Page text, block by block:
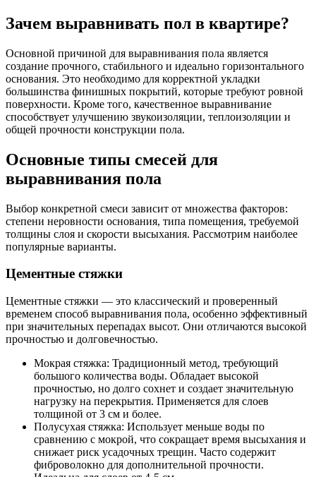
Зачем выравнивать пол в квартире?
Основной причиной для выравнивания пола является
создание прочного, стабильного и идеально горизонтального
основания. Это необходимо для корректной укладки
большинства финишных покрытий, которые требуют ровной
поверхности. Кроме того, качественное выравнивание
способствует улучшению звукоизоляции, теплоизоляции и
общей прочности конструкции пола.
Основные типы смесей для
выравнивания пола
Выбор конкретной смеси зависит от множества факторов:
степени неровности основания, типа помещения, требуемой
толщины слоя и скорости высыхания. Рассмотрим наиболее
популярные варианты.
Цементные стяжки
Цементные стяжки — это классический и проверенный
временем способ выравнивания пола, особенно эффективный
при значительных перепадах высот. Они отличаются высокой
прочностью и долговечностью.
Мокрая стяжка: Традиционный метод, требующий
большого количества воды. Обладает высокой
прочностью, но долго сохнет и создает значительную
нагрузку на перекрытия. Применяется для слоев
толщиной от 3 см и более.
Полусухая стяжка: Использует меньше воды по
сравнению с мокрой, что сокращает время высыхания и
снижает риск усадочных трещин. Часто содержит
фиброволокно для дополнительной прочности.